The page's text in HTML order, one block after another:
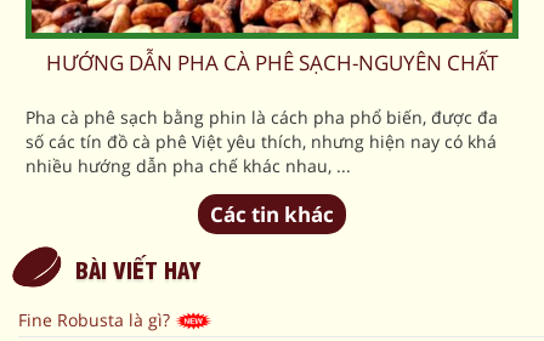
HƯỚNG DẪN PHA CÀ PHÊ SẠCH-NGUYÊN CHẤT
Pha cà phê sạch bằng phin là cách pha phổ biến, được đa
số các tín đồ cà phê Việt yêu thích, nhưng hiện nay có khá
nhiều hướng dẫn pha chế khác nhau, ...
Các tin khác
BÀI VIẾT HAY
Fine Robusta là gì?